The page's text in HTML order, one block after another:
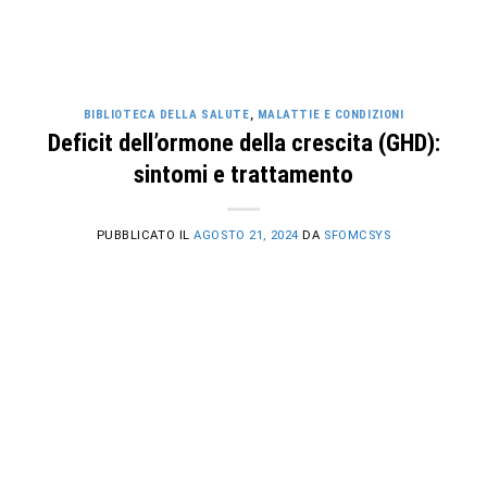
BIBLIOTECA DELLA SALUTE, MALATTIE E CONDIZIONI
Deficit dell’ormone della crescita (GHD):
sintomi e trattamento
PUBBLICATO ILAGOSTO 21, 2024 DA SFOMCSYS